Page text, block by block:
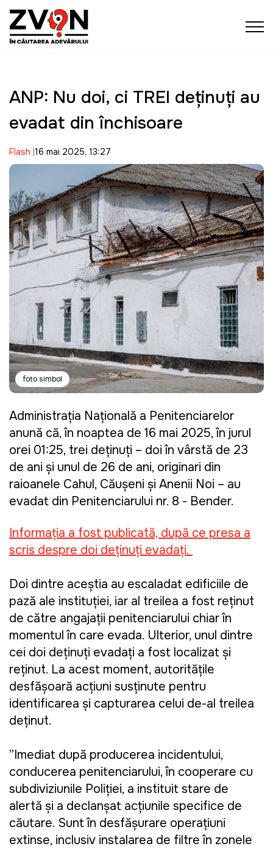
ANP: Nu doi, ci TREI deținuți au
evadat din închisoare
Flash 16 mai 2025, 13:27
foto simbol
Administrația Națională a Penitenciarelor
anunță că, în noaptea de 16 mai 2025, în jurul
orei 01:25, trei deținuți – doi în vârstă de 23
de ani și unul de 26 de ani, originari din
raioanele Cahul, Căușeni și Anenii Noi – au
evadat din Penitenciarului nr. 8 - Bender.
Informația a fost publicată, după ce presa a
scris despre doi deținuți evadați.
Doi dintre aceștia au escaladat edificiile de
pază ale instituției, iar al treilea a fost reținut
de către angajații penitenciarului chiar în
momentul în care evada. Ulterior, unul dintre
cei doi deținuți evadați a fost localizat și
reținut. La acest moment, autoritățile
desfășoară acțiuni susținute pentru
identificarea și capturarea celui de-al treilea
deținut.
”Imediat după producerea incidentului,
conducerea penitenciarului, în cooperare cu
subdiviziunile Poliției, a instituit stare de
alertă și a declanșat acțiunile specifice de
căutare. Sunt în desfășurare operațiuni
extinse, inclusiv instalarea de filtre în zonele